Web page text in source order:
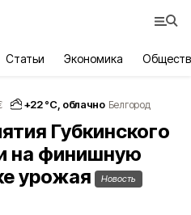
Статьи Экономика
+22°С, облачно Белгород
Губкинского
на финишную
урожая
Новость